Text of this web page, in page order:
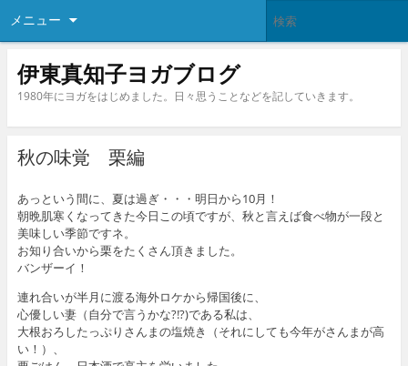
メニュー
伊東真知子ヨガブログ
1980年にヨガをはじめました。日々思うことなどを記していきます。
秋の味覚 栗編
あっという間に、夏は過ぎ・・・明日から10月！
朝晩肌寒くなってきた今日この頃ですが、秋と言えば食べ物が一段と
美味しい季節ですネ。
お知り合いから栗をたくさん頂きました。
バンザーイ！
連れ合いが半月に渡る海外ロケから帰国後に、
心優しい妻（自分で言うかな?!?)である私は、
大根おろしたっぷりさんまの塩焼き（それにしても今年がさんまが高
い！）、